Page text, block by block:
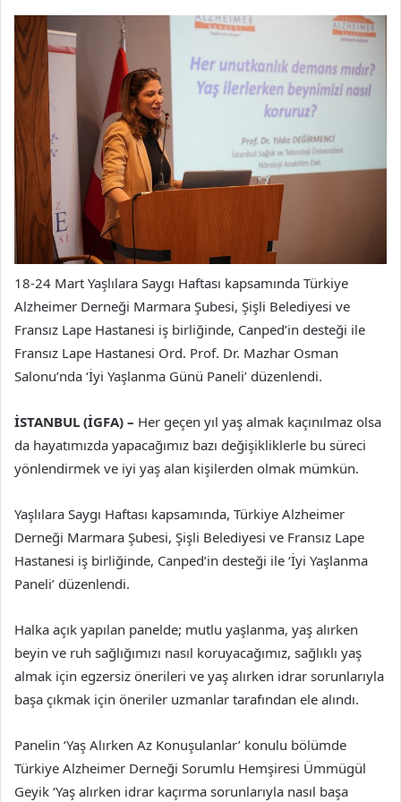
18-24 Mart Yaşlılara Saygı Haftası kapsamında Türkiye
Alzheimer Derneği Marmara Şubesi, Şişli Belediyesi ve
Fransız Lape Hastanesi iş birliğinde, Canped’in desteği ile
Fransız Lape Hastanesi Ord. Prof. Dr. Mazhar Osman
Salonu’nda ‘İyi Yaşlanma Günü Paneli’ düzenlendi.
İSTANBUL (İGFA) – Her geçen yıl yaş almak kaçınılmaz olsa
da hayatımızda yapacağımız bazı değişikliklerle bu süreci
yönlendirmek ve iyi yaş alan kişilerden olmak mümkün.
Yaşlılara Saygı Haftası kapsamında, Türkiye Alzheimer
Derneği Marmara Şubesi, Şişli Belediyesi ve Fransız Lape
Hastanesi iş birliğinde, Canped’in desteği ile ‘İyi Yaşlanma
Paneli’ düzenlendi.
Halka açık yapılan panelde; mutlu yaşlanma, yaş alırken
beyin ve ruh sağlığımızı nasıl koruyacağımız, sağlıklı yaş
almak için egzersiz önerileri ve yaş alırken idrar sorunlarıyla
başa çıkmak için öneriler uzmanlar tarafından ele alındı.
Panelin ‘Yaş Alırken Az Konuşulanlar’ konulu bölümde
Türkiye Alzheimer Derneği Sorumlu Hemşiresi Ümmügül
Geyik ‘Yaş alırken idrar kaçırma sorunlarıyla nasıl başa